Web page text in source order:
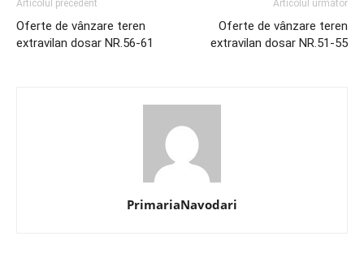
Articolul precedent
Oferte de vânzare teren
extravilan dosar NR.56-61
Articolul următor
Oferte de vânzare teren
extravilan dosar NR.51-55
PrimariaNavodari